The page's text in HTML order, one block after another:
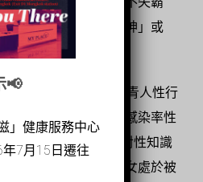
年宣傳，無論是「女神」或
行為」。
首10個月的一項「年青人性行
中，發現受訪青少女感染率性
。主要原因是青少女對性知識
是男性的責任，青少女處於被
📢
」健康服務中心
7月15日遷往